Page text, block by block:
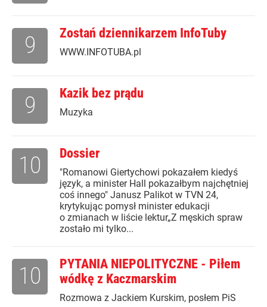
Zostań dziennikarzem InfoTuby
WWW.INFOTUBA.pl
9
Kazik bez prądu
Muzyka
9
Dossier
"Romanowi Giertychowi pokazałem kiedyś
język, a minister Hall pokazałbym najchętniej
coś innego" Janusz Palikot w TVN 24,
krytykując pomysł minister edukacji
o zmianach w liście lektur„Z męskich spraw
zostało mi tylko...
10
PYTANIA NIEPOLITYCZNE - Piłem
wódkę z Kaczmarskim
Rozmowa z Jackiem Kurskim, posłem PiS
10